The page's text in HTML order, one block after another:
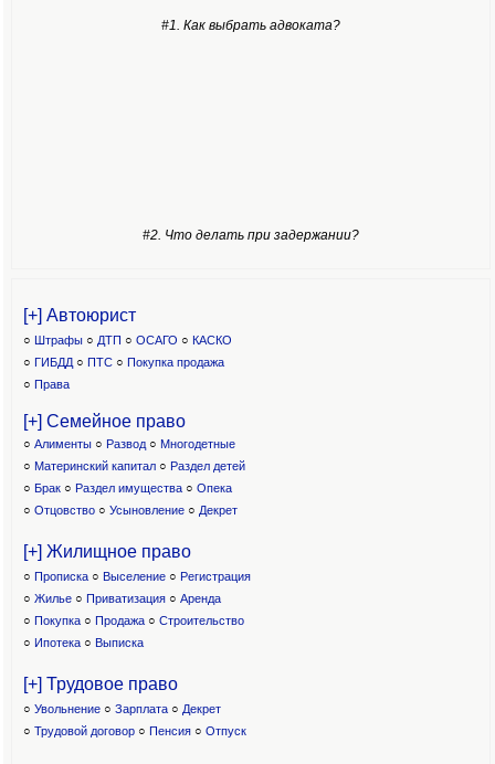
#1. Как выбрать адвоката?
#2. Что делать при задержании?
[+] Автоюрист
○ Штрафы ○ ДТП ○ ОСАГО ○ КАСКО
○ ГИБДД ○ ПТС ○ Покупка продажа
○ Права
[+] Семейное право
○ Алименты ○ Развод ○ Многодетные
○ Материнский капитал○ Раздел детей
○ Брак ○ Раздел имущества ○ Опека
○ Отцовство○ Усыновление ○ Декрет
[+] Жилищное право
○ Прописка ○ Выселение ○ Регистрация
○ Жилье ○ Приватизация ○ Аренда
○ Покупка ○ Продажа ○ Строительство
○ Ипотека ○ Выписка
[+] Трудовое право
○ Увольнение ○ Зарплата ○ Декрет
○ Трудовой договор ○ Пенсия ○ Отпуск